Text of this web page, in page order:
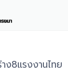
ง8แรงงานไทย